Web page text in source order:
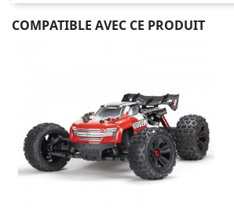
COMPATIBLE AVEC CE PRODUIT